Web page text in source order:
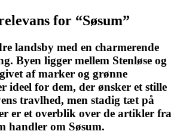
for “Søsum”
landsby med en charmerende
Byen ligger mellem Stenløse og
af marker og grønne
ideel for dem, der ønsker et stille
travlhed, men stadig tæt på
er et overblik over de artikler fra
handler om Søsum.